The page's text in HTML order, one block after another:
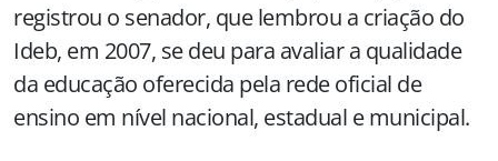
registrou o senador, que lembrou a criação do
Ideb, em 2007, se deu para avaliar a qualidade
da educação oferecida pela rede oficial de
ensino em nível nacional, estadual e municipal.